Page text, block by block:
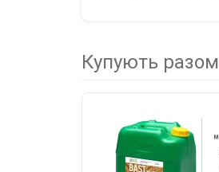
Купують разом